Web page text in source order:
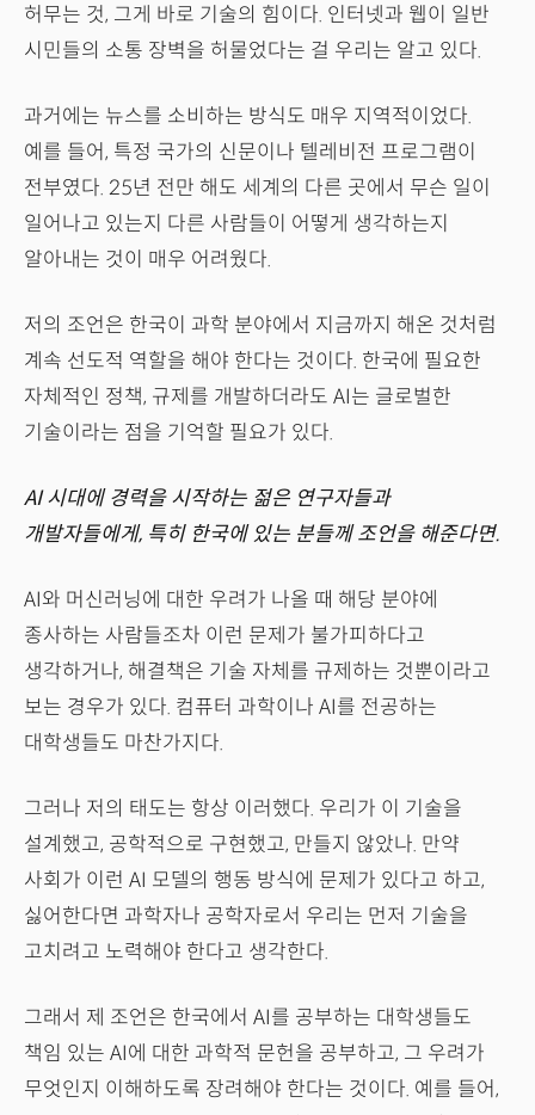
허무는 것, 그게 바로 기술의 힘이다. 인터넷과 웹이 일반
시민들의 소통 장벽을 허물었다는 걸 우리는 알고 있다.
과거에는 뉴스를 소비하는 방식도 매우 지역적이었다.
예를 들어, 특정 국가의 신문이나 텔레비전 프로그램이
전부였다. 25년 전만 해도 세계의 다른 곳에서 무슨 일이
일어나고 있는지 다른 사람들이 어떻게 생각하는지
알아내는 것이 매우 어려웠다.
저의 조언은 한국이 과학 분야에서 지금까지 해온 것처럼
계속 선도적 역할을 해야 한다는 것이다. 한국에 필요한
자체적인 정책, 규제를 개발하더라도 AI는 글로벌한
기술이라는 점을 기억할 필요가 있다.
AI 시대에 경력을 시작하는 젊은 연구자들과
개발자들에게, 특히 한국에 있는 분들께 조언을 해준다면.
AI와 머신러닝에 대한 우려가 나올 때 해당 분야에
종사하는 사람들조차 이런 문제가 불가피하다고
생각하거나, 해결책은 기술 자체를 규제하는 것뿐이라고
보는 경우가 있다. 컴퓨터 과학이나 AI를 전공하는
대학생들도 마찬가지다.
그러나 저의 태도는 항상 이러했다. 우리가 이 기술을
설계했고, 공학적으로 구현했고, 만들지 않았나. 만약
사회가 이런 AI 모델의 행동 방식에 문제가 있다고 하고,
싫어한다면 과학자나 공학자로서 우리는 먼저 기술을
고치려고 노력해야 한다고 생각한다.
그래서 제 조언은 한국에서 AI를 공부하는 대학생들도
책임 있는 AI에 대한 과학적 문헌을 공부하고, 그 우려가
무엇인지 이해하도록 장려해야 한다는 것이다. 예를 들어,